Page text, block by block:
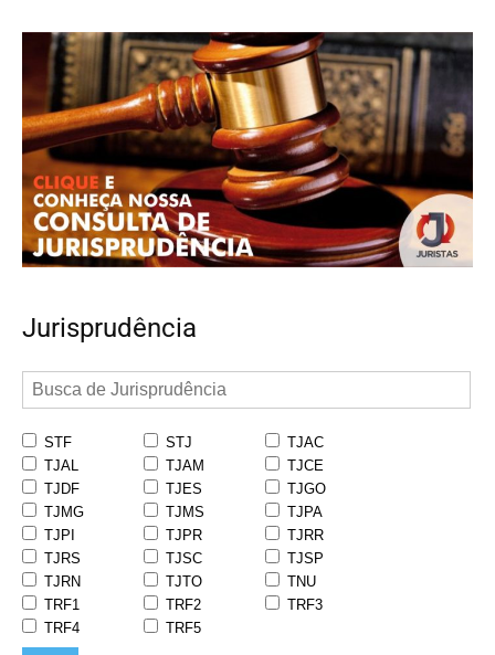
Jurisprudência
STF STJ
TJAC
TJAL
TJAM
TJCE
TJDF
TJES
TJGO
TJMG
TJMS
TJPA
TJPI
TJPR
TJRR
TJRS
TJSC
TJSP
TJRN
TJTO
TNU
TRF1
TRF2
TRF3
TRF4
TRF5